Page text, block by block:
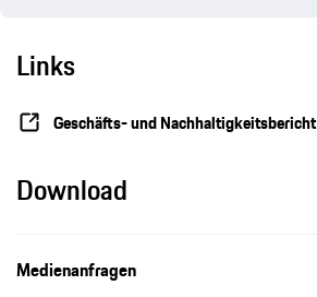
Links
Geschäfts- und Nachhaltigkeitsbericht
Download
Medienanfragen